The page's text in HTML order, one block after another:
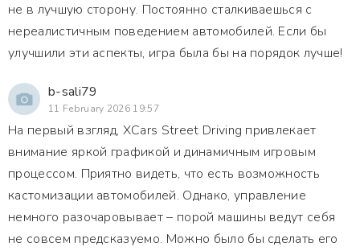
не в лучшую сторону. Постоянно сталкиваешься с
нереалистичным поведением автомобилей. Если бы
улучшили эти аспекты, игра была бы на порядок лучше!
b-sali79
11 February 2026 19:57
На первый взгляд, XCars Street Driving привлекает
внимание яркой графикой и динамичным игровым
процессом. Приятно видеть, что есть возможность
кастомизации автомобилей. Однако, управление
немного разочаровывает – порой машины ведут себя
не совсем предсказуемо. Можно было бы сделать его